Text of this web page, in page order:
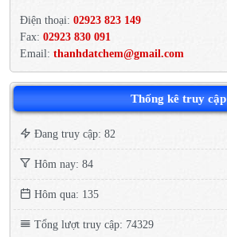
Điện thoại: 02923 823 149
Fax: 02923 830 091
Email: thanhdatchem@gmail.com
Thống kê truy cập
Đang truy cập: 82
Hôm nay: 84
Hôm qua: 135
Tổng lượt truy cập: 74329